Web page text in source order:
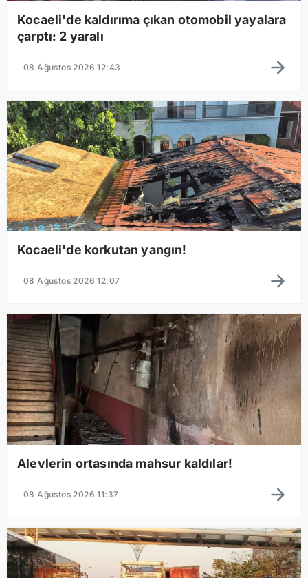
Kocaeli'de kaldırıma çıkan otomobil yayalara
çarptı: 2 yaralı
08 Ağustos 2026 12:43
Kocaeli'de korkutan yangın!
08 Ağustos 2026 12:07
Alevlerin ortasında mahsur kaldılar!
08 Ağustos 2026 11:37